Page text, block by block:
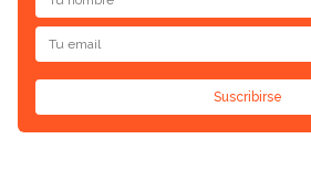
Suscribirse